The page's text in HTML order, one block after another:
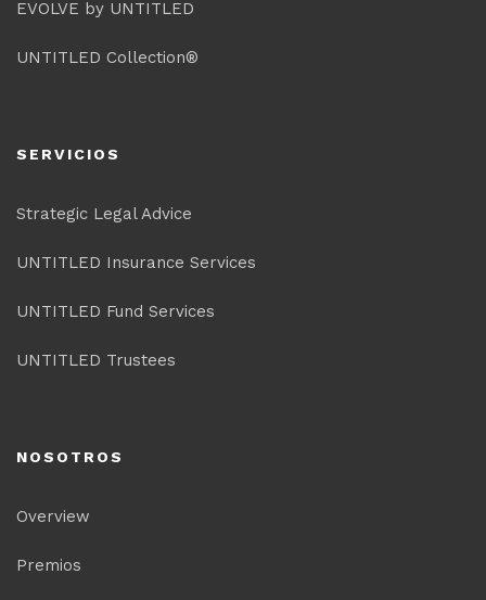
EVOLVE by UNTITLED
UNTITLED Collection®
SERVICIOS
Strategic Legal Advice
UNTITLED Insurance Services
UNTITLED Fund Services
UNTITLED Trustees
NOSOTROS
Overview
Premios